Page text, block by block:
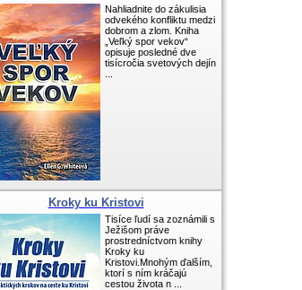
Nahliadnite do zákulisia
odvekého konfliktu medzi
dobrom a zlom. Kniha
„Veľký spor vekov“
opisuje posledné dve
tisícročia svetových dejín
Kroky ku Kristovi
Tisíce ľudí sa zoznámili s
Ježišom práve
prostredníctvom knihy
Kroky ku
Kristovi.Mnohým ďalším,
ktorí s ním kráčajú
cestou života n ...